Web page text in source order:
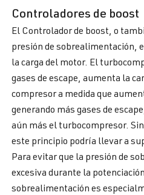
Controladores de boost
El Controlador de boost, o
presión de sobrealimentación,
la carga del motor. El
gases de escape, aumenta la
compresor a medida que
generando más gases de
aún más el turbocompresor.
este principio podría llevar a
Para evitar que la presión de
excesiva durante la
sobrealimentación es